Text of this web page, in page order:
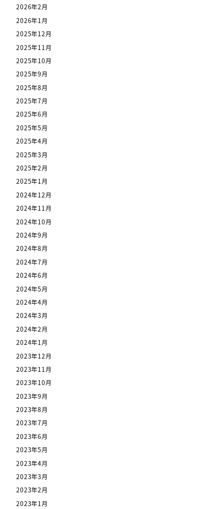
2026年2月
2026年1月
2025年12月
2025年11月
2025年10月
2025年9月
2025年8月
2025年7月
2025年6月
2025年5月
2025年4月
2025年3月
2025年2月
2025年1月
2024年12月
2024年11月
2024年10月
2024年9月
2024年8月
2024年7月
2024年6月
2024年5月
2024年4月
2024年3月
2024年2月
2024年1月
2023年12月
2023年11月
2023年10月
2023年9月
2023年8月
2023年7月
2023年6月
2023年5月
2023年4月
2023年3月
2023年2月
2023年1月